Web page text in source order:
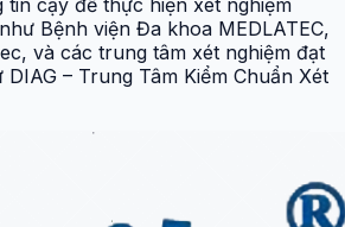
tin cậy để thực hiện xét nghiệm
Bệnh viện Đa khoa MEDLATEC,
và các trung tâm xét nghiệm đạt
– Trung Tâm Kiểm Chuẩn Xét